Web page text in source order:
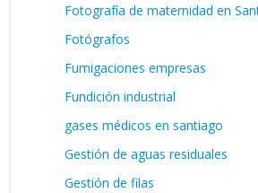
Fotografía de maternidad en
Fotógrafos
Fumigaciones empresas
Fundición industrial
gases médicos en santiago
Gestión de aguas residuales
Gestión de filas